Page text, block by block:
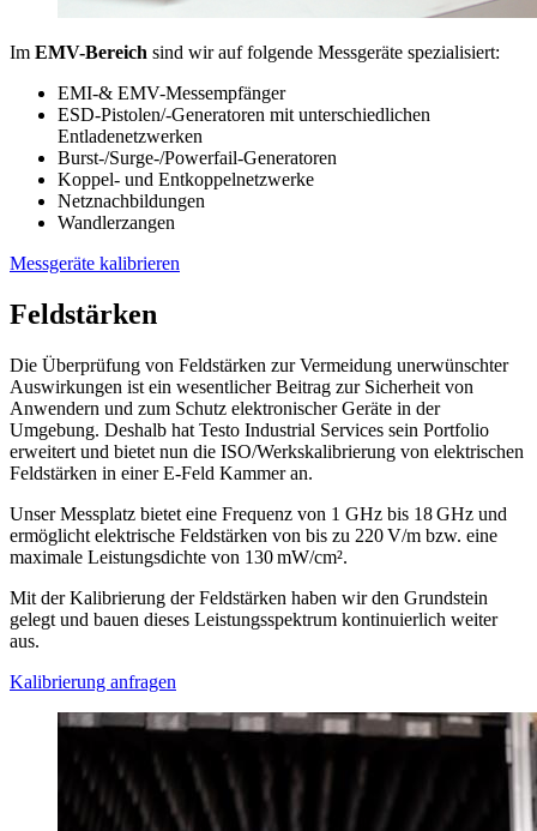
Im EMV-Bereich sind wir auf folgende Messgeräte spezialisiert:
EMI-& EMV-Messempfänger
ESD-Pistolen/-Generatoren mit unterschiedlichen
Entladenetzwerken
Burst-/Surge-/Powerfail-Generatoren
Koppel- und Entkoppelnetzwerke
Netznachbildungen
Wandlerzangen
Messgeräte kalibrieren
Feldstärken
Die Überprüfung von Feldstärken zur Vermeidung unerwünschter
Auswirkungen ist ein wesentlicher Beitrag zur Sicherheit von
Anwendern und zum Schutz elektronischer Geräte in der
Umgebung. Deshalb hat Testo Industrial Services sein Portfolio
erweitert und bietet nun die ISO/Werkskalibrierung von elektrischen
Feldstärken in einer E-Feld Kammer an.
Unser Messplatz bietet eine Frequenz von 1 GHz bis 18 GHz und
ermöglicht elektrische Feldstärken von bis zu 220 V/m bzw. eine
maximale Leistungsdichte von 130 mW/cm².
Mit der Kalibrierung der Feldstärken haben wir den Grundstein
gelegt und bauen dieses Leistungsspektrum kontinuierlich weiter
aus.
Kalibrierung anfragen